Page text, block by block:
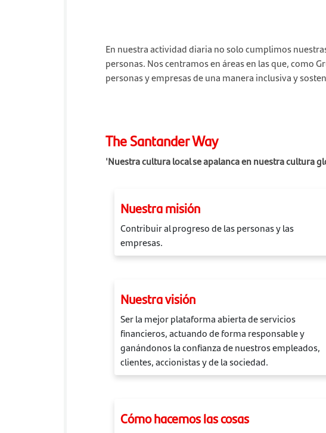
En nuestra actividad diaria no solo cumplimos
personas. Nos centramos en áreas en las que, como
personas y empresas de una manera inclusiva y
The Santander Way
'Nuestra cultura local se apalanca en nuestra cultura
Nuestra misión
Contribuir al progreso de las personas y las
empresas.
Nuestra visión
Ser la mejor plataforma abierta de servicios
financieros, actuando de forma responsable y
ganándonos la confianza de nuestros empleados,
clientes, accionistas y de la sociedad.
Cómo hacemos las cosas